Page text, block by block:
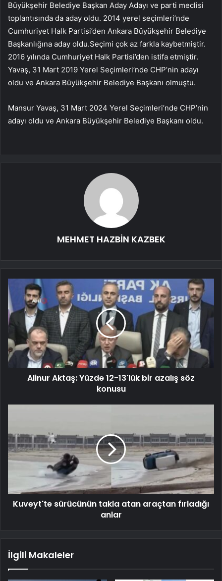
Büyükşehir Belediye Başkan Aday Adayı ve parti meclisi
toplantısında da aday oldu. 2014 yerel seçimleri’nde
Cumhuriyet Halk Partisi’den Ankara Büyükşehir Belediye
Başkanlığına aday oldu.Seçimi çok az farkla kaybetmiştir.
2016 yılında Cumhuriyet Halk Partisi’den istifa etmiştir.
Yavaş, 31 Mart 2019 Yerel Seçimleri’nde CHP’nin adayı
oldu ve Ankara Büyükşehir Belediye Başkanı olmuştu.
Mansur Yavaş, 31 Mart 2024 Yerel Seçimleri’nde CHP’nin
adayı oldu ve Ankara Büyükşehir Belediye Başkanı oldu.
MEHMET HAZBİN KAZBEK
Alinur Aktaş: Yüzde 12-13'lük bir azalış söz
konusu
Kuveyt'te sürücünün takla atan araçtan fırladığı
anlar
İlgili Makaleler